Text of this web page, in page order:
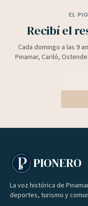
EL
Recibí el
Cada domingo a las 9
Pinamar, Cariló,
PIONERO
La voz histórica de
deportes, turismo y